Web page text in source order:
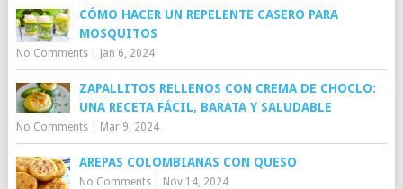
CÓMO HACER UN REPELENTE CASERO PARA
MOSQUITOS
No Comments| Jan 6, 2024
ZAPALLITOS RELLENOS CON CREMA DE CHOCLO:
UNA RECETA FÁCIL, BARATA Y SALUDABLE
No Comments| Mar 9, 2024
AREPAS COLOMBIANAS CON QUESO
No Comments| Nov 14, 2024